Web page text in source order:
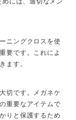
ニングクロスを使
要です。これによ
ます。
切です。メガネケ
重要なアイテムで
りと保護するため